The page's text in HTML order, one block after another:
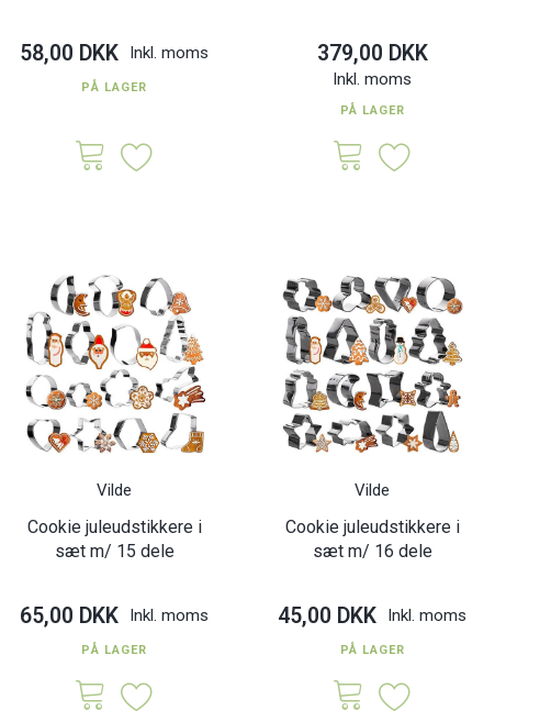
58,00 DKK Inkl. moms
PÅ LAGER
379,00 DKK
Inkl. moms
PÅ LAGER
Vilde
Cookie juleudstikkere i
sæt m/ 15 dele
65,00 DKK Inkl. moms
PÅ LAGER
Vilde
Cookie juleudstikkere i
sæt m/ 16 dele
45,00 DKK Inkl. moms
PÅ LAGER